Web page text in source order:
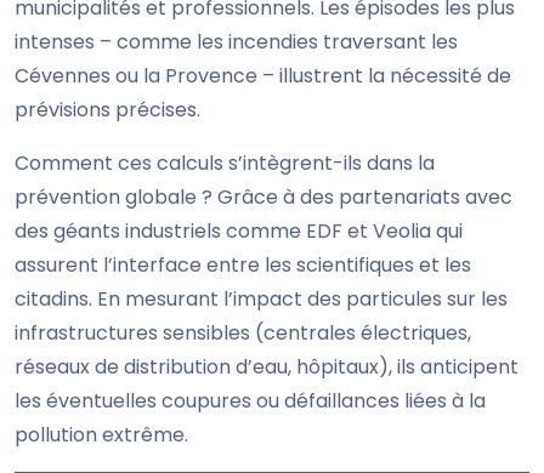
municipalités et professionnels. Les épisodes les plus
intenses – comme les incendies traversant les
Cévennes ou la Provence – illustrent la nécessité de
prévisions précises.
Comment ces calculs s’intègrent-ils dans la
prévention globale ? Grâce à des partenariats avec
des géants industriels comme EDF et Veolia qui
assurent l’interface entre les scientifiques et les
citadins. En mesurant l’impact des particules sur les
infrastructures sensibles (centrales électriques,
réseaux de distribution d’eau, hôpitaux), ils anticipent
les éventuelles coupures ou défaillances liées à la
pollution extrême.